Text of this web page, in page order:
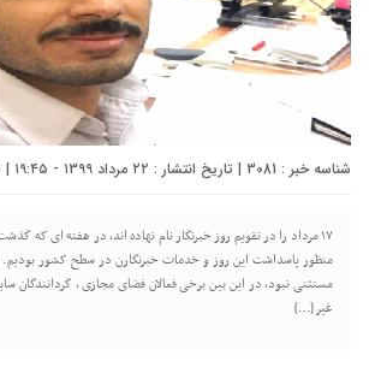
شناسه خبر : 3081 | تاریخ انتشار : ۲۲ مرداد ۱۳۹۹ - ۱۹:۴۵ | تعداد دیدگاه :
۱۷ مرداد را در تقویم روز خبرنگار نام نهاده اند، در هفته ای که
منظور پاسداشت این روز و خدمات خبرنگارن در سطح کشور بودیم.
مستثنی نبود، در این بین برخی فعالان فضای مجازی ، گردانندگان
غیر […]